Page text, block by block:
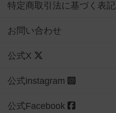
特定商取引法に基づく表記
お問い合わせ
公式X
公式instagram
公式Facebook